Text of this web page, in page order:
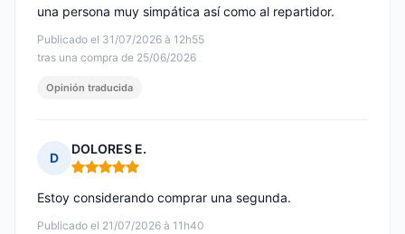
Publicado el 31/07/2026 à 12h55
tras una compra de 25/06/2026
una persona muy simpática así como al repartidor.
Opinión traducida
D
DOLORES E.
Nota: 5 de 5
Publicado el 21/07/2026 à 11h40
Estoy considerando comprar una segunda.